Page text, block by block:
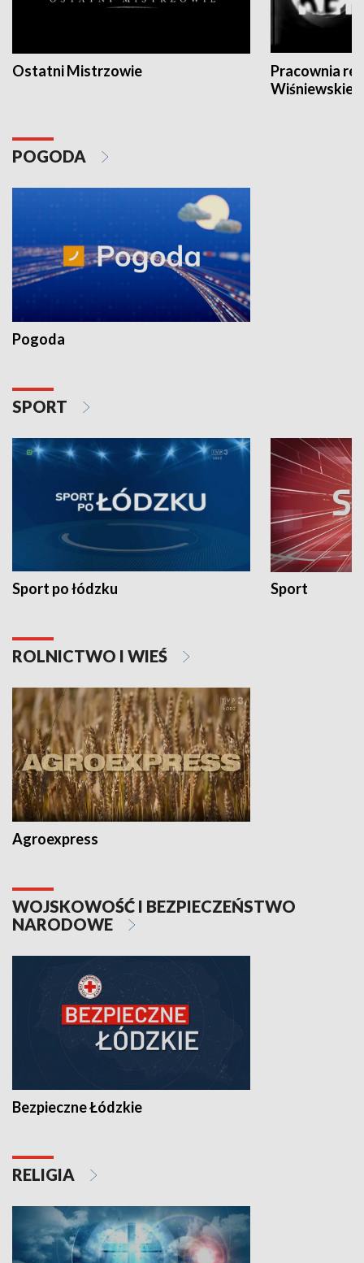
Ostatni Mistrzowie
Pracownia
POGODA
Pogoda
SPORT
Sport po łódzku Sport
ROLNICTWO I WIEŚ
Agroexpress
WOJSKOWOŚĆ I BEZPIECZEŃSTWO
NARODOWE
Bezpieczne Łódzkie
RELIGIA